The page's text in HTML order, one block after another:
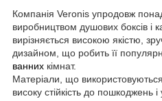
Компанія Veronis упродовж
виробництвом душових боксів і
вирізняється високою якістю,
дизайном, що робить її
ванних кімнат.
Матеріали, що
високу стійкість до пошкоджень